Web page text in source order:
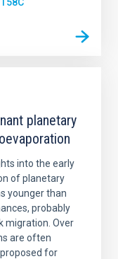
planetary
into the early
of planetary
younger than
probably
migration. Over
are often
for